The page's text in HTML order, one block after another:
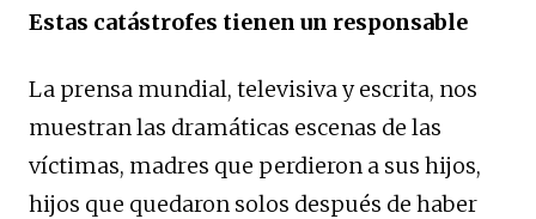
Estas catástrofes tienen un responsable
La prensa mundial, televisiva y escrita, nos
muestran las dramáticas escenas de las
víctimas, madres que perdieron a sus hijos,
hijos que quedaron solos después de haber